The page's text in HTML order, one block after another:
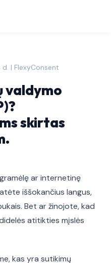
| FlexyConsent
valdymo
skirtas
ar internetinę
iššokančius langus,
Bet ar žinojote, kad
atitikties mįslės
kas yra sutikimų